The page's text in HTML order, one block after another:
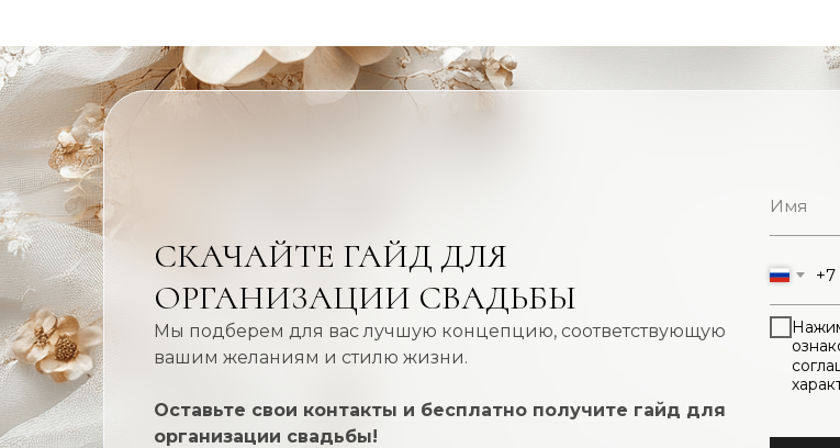
СКАЧАЙТЕ ГАЙД ДЛЯ
ОРГАНИЗАЦИИ СВАДЬБЫ
Мы подберем для вас лучшую концепцию, соответствующую
вашим желаниям и стилю жизни.
Оставьте свои контакты и бесплатно получите гайд для
организации свадьбы!
+7